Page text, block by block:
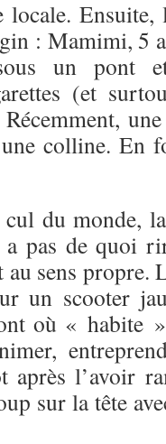
locale.
: Mamimi, 5
un pont
(et
colline. En
du monde,
pas de quoi
sens propre.
un scooter
où « habite
après l’avoir
sur la tête